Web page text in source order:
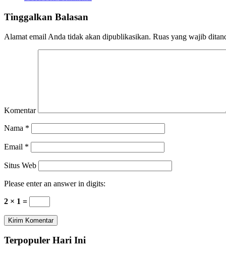
Tinggalkan Balasan
Alamat email Anda tidak akan dipublikasikan. Ruas yang wajib
Komentar
Nama *
Email *
Situs Web
Please enter an answer in digits:
2 × 1 =
Terpopuler Hari Ini